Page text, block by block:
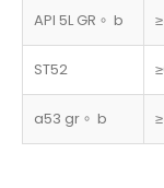
API 5L GR。 b
ST52
a53 gr。 b